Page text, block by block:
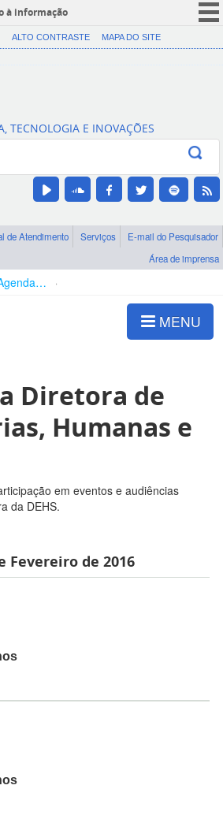
à informação
CORONAVÍRUS (COVID-19)
Canais
ALTO CONTRASTE MAPA DO SITE
TECNOLOGIA E INOVAÇÕES
de Atendimento Serviços
E-mail do Pesquisador
Área de imprensa
Agenda de autoridades
MENU
Diretora de
Humanas e
em eventos e audiências
da DEHS.
Fevereiro de 2016